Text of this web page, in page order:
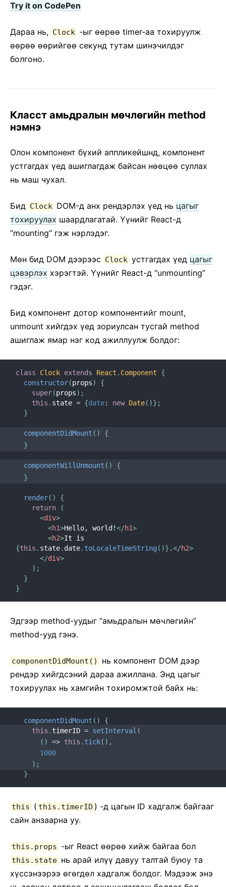
Try it on CodePen
Дараа нь, Clock -ыг ѳѳрѳѳ timer-аа тохируулж
ѳѳрѳѳ ѳѳрийгѳѳ секунд тутам шинэчилдэг
болгоно.
Класст амьдралын мѳчлѳгийн method
нэмнэ
Олон компонент бүхий аппликейшнд, компонент
устгагдах үед ашиглагдаж байсан нѳѳцѳѳ суллах
нь маш чухал.
Бид Clock DOM-д анх рендэрлэх үед нь цагыг
тохируулах шаардлагатай. Үүнийг React-д
“mounting” гэж нэрлэдэг.
Мѳн бид DOM дээрээс Clock устгагдах үед цагыг
цэвэрлэх хэрэгтэй. Үүнийг React-д “unmounting”
гэдэг.
Бид компонент дотор компонентийг mount,
unmount хийгдэх үед зориулсан тусгай method
ашиглаж ямар нэг код ажиллуулж болдог:
class Clock extends React . Component
{
constructor(props)
{
super(props) ;
this . state = {date: new Date( )} ;
}
componentDidMount ( )
{
}
componentWillUnmount ( )
{
}
render( )
{
return
(
<div>
<h1>Hello, world!</h1>
<h2>
{this . state. date. toLocaleTimeString( )} .</h2>
</div>
) ;
}
}
Эдгээр method-уудыг “амьдралын мѳчлѳгийн”
method-ууд гэнэ.
componentDidMount()
нь компонент DOM дээр
рендэр хийгдсэний дараа ажиллана. Энд цагыг
тохируулах нь хамгийн тохиромжтой байх нь:
componentDidMount ( )
{
this . timerID = setInterval (
( ) => this . tick( ) ,
1000
) ;
}
this ( this.timerID ) -д цагын ID хадгалж байгааг
сайн анзаарна уу.
this.props -ыг React ѳѳрѳѳ хийж байгаа бол
this.state нь арай илүү давуу талтай буюу та
хүссэнээрээ ѳгѳгдѳл хадгалж болдог. Мэдээж энэ